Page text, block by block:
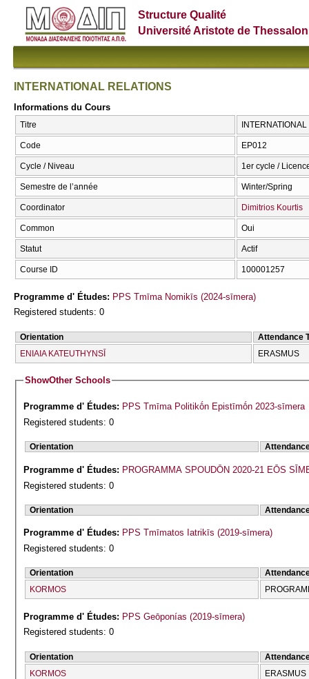
Structure Qualité
Université Aristote de
INTERNATIONAL RELATIONS
Informations du Cours
Titre
Code ΕΡ012
Cycle / Niveau 1er cycle /
Semestre de l’année Winter/Spring
Coordinator Dimitrios Kourtis
Common Oui
Statut Actif
Course ID 100001257
Programme d' Études: PPS Tmīma Nomikīs (2024-sīmera)
Registered students: 0
Orientation
Attendance
ENIAIA KATEUTHYNSĪ
ERASMUS
ShowOther Schools
Programme d' Études: PPS Tmīma Politikṓn Epistīmṓn 2023-sīmera
Registered students: 0
Orientation
Programme d' Études: PROGRAMMA SPOUDŌN 2020-21 EŌS
Registered students: 0
Orientation
Programme d' Études: PPS Tmīmatos Iatrikīs (2019-sīmera)
Registered students: 0
Orientation
KORMOS
Programme d' Études: PPS Geōponías (2019-sīmera)
Registered students: 0
Orientation
KORMOS
ERASMUS